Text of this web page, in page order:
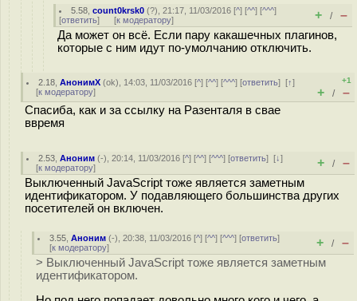
5.58 ,count0krsk0 (?), 21:17, 11/03/2016 [^] [^^] [^^^]
[ответить] [к модератору] + / –
Да может он всё. Если пару какашечных плагинов,
которые с ним идут по-умолчанию отключить.
2.18 ,АнонимХ (ok), 14:03, 11/03/2016 [^] [^^] [^^^] [ответить][↑]
[к модератору]
+1
+ / –
Спасиба, как и за ссылку на Разенталя в свае
ввремя
2.53 ,Аноним (-), 20:14, 11/03/2016 [^] [^^] [^^^] [ответить][↓]
[к модератору] + / –
Выключенный JavaScript тоже является заметным
идентификатором. У подавляющего большинства других
посетителей он включен.
3.55 ,Аноним (-), 20:38, 11/03/2016 [^] [^^] [^^^] [ответить]
[к модератору] + / –
> Выключенный JavaScript тоже является заметным
идентификатором.